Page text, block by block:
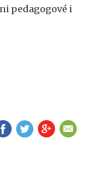
pedagogové i
FB TW GP EM